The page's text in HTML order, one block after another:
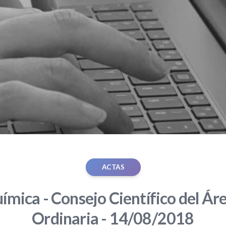
ACTAS
- Consejo Científico del
Ordinaria - 14/08/2018